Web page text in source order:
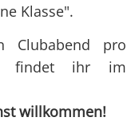
Klasse".
Clubabend pro
findet ihr im
willkommen!